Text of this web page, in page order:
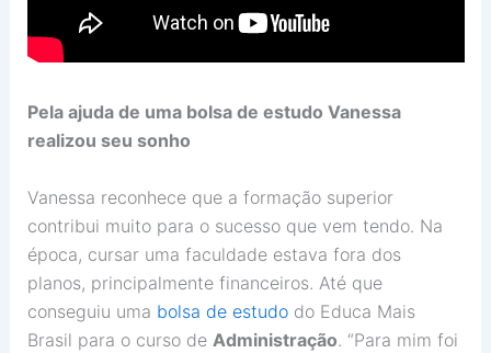
Pela ajuda de uma bolsa de estudo Vanessa
realizou seu sonho
Vanessa reconhece que a formação superior
contribui muito para o sucesso que vem tendo. Na
época, cursar uma faculdade estava fora dos
planos, principalmente financeiros. Até que
conseguiu uma bolsa de estudodo Educa Mais
Brasil para o curso de Administração. “Para mim foi